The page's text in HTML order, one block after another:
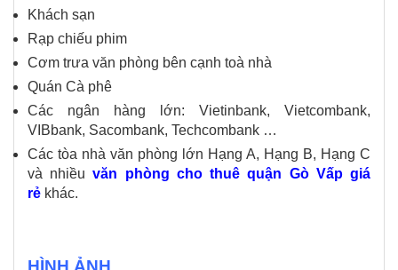
Khách sạn
Rạp chiếu phim
Cơm trưa văn phòng bên cạnh toà nhà
Quán Cà phê
Các ngân hàng lớn: Vietinbank, Vietcombank,
VIBbank, Sacombank, Techcombank …
Các tòa nhà văn phòng lớn Hạng A, Hạng B, Hạng C
và nhiềuvăn phòng cho thuê quận Gò Vấp giá
rẻ khác.